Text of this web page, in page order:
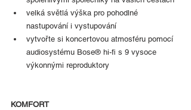
velká světlá výška pro pohodlné
nastupování i vystupování
vytvořte si koncertovou atmosféru pomocí
audiosystému Bose® hi-fi s 9 vysoce
výkonnými reproduktory
KOMFORT